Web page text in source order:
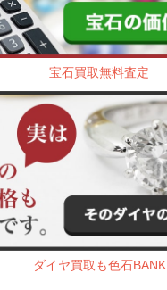
宝石買取無料査定
ダイヤ買取も色石BANK